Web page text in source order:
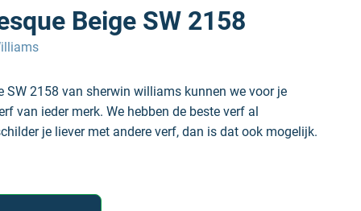
Beige SW 2158
SW 2158 van sherwin williams kunnen we voor je
van ieder merk. We hebben de beste verf al
je liever met andere verf, dan is dat ook mogelijk.